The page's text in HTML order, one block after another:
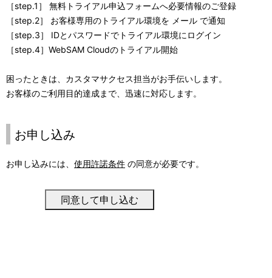
［step.1］ 無料トライアル申込フォームへ必要情報のご登録
［step.2］ お客様専用のトライアル環境を メール で通知
［step.3］ IDとパスワードでトライアル環境にログイン
［step.4］WebSAM Cloudのトライアル開始
困ったときは、カスタマサクセス担当がお手伝いします。
お客様のご利用目的達成まで、迅速に対応します。
お申し込み
お申し込みには、 使用許諾条件 の同意が必要です。